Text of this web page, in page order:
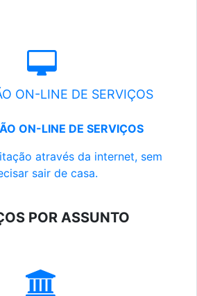
ON-LINE DE SERVIÇOS
ON-LINE DE SERVIÇOS
através da internet, sem
sair de casa.
POR ASSUNTO